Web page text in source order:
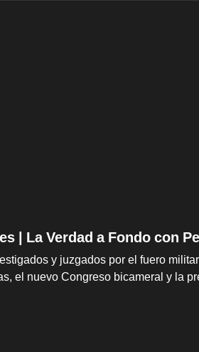
| La Verdad a Fondo con
y juzgados por el fuero
el nuevo Congreso bicameral y la